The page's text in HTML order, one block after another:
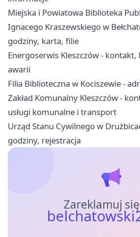
Miejska i Powiatowa Biblioteka
Ignacego Kraszewskiego w
godziny, karta, filie
Energoserwis Kleszczów - kontakt,
awarii
Filia Biblioteczna w Kociszewie -
Zakład Komunalny Kleszczów -
usługi komunalne i transport
Urząd Stanu Cywilnego w
godziny, rejestracja
Zareklamuj